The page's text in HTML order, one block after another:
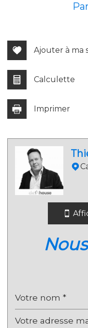
École
École primaire
Bibliothèque
Bureau de
Propriétaires (vs.
Taxe habitation
Ajouter à ma
Calculette
Imprimer